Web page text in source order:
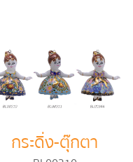
กระดิ่ง-ตุ๊กตา